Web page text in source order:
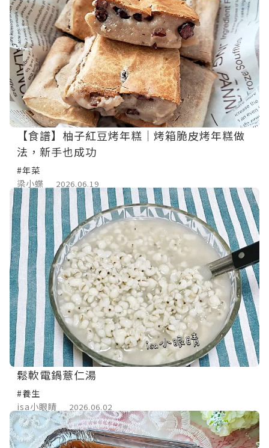
【食譜】柚子紅豆烤年糕｜烤箱脆皮烤年糕做
法，新手也成功
#年菜
梁小蝶
2026.06.19
鬆軟電鍋薏仁湯
#養生
isa小眼睛
2026.06.02